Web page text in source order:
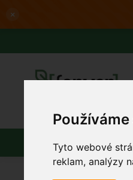
Tyto webové
reklam, analýzy
×
Slevy až -80%